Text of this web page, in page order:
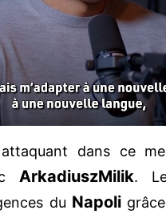
dans ce
ArkadiuszMilik.
du Napoligrâce